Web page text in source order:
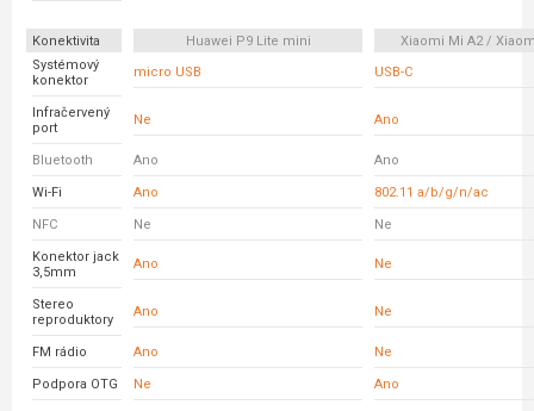
Konektivita Huawei P9 Lite mini
Xiaomi Mi A2 /
Systémový
konektor
micro USB USB-C
Infračervený
port
Ne Ano
Bluetooth Ano Ano
Wi-Fi Ano 802.11 a/b/g/n/ac
NFC Ne Ne
Konektor jack
3,5mm
Ano Ne
Stereo
reproduktory
Ano Ne
FM rádio Ano Ne
Podpora OTG Ne Ano